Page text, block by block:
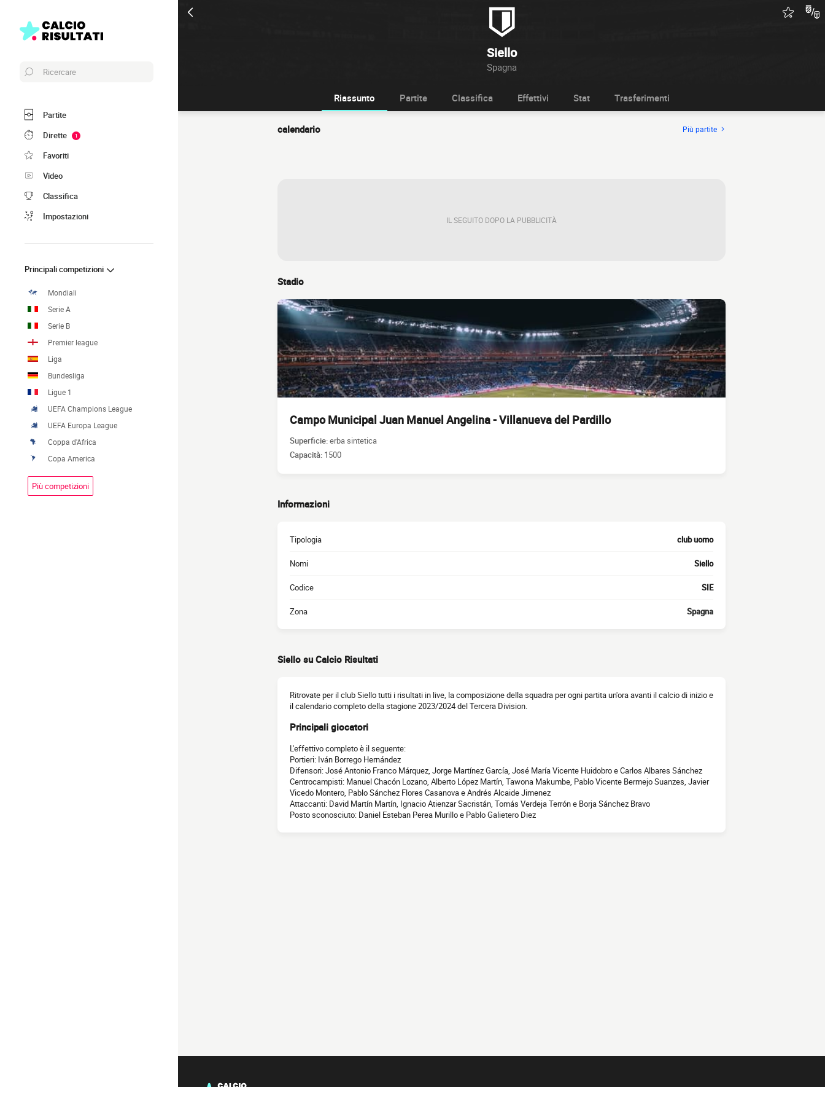
Siello
Spagna
Ricercare
Partite
Dirette
1
Favoriti
Video
Classifica
Impostazioni
Principali competizioni
Mondiali
Serie A
Serie B
Premier league
Liga
Bundesliga
Ligue 1
UEFA Champions League
UEFA Europa League
Coppa d'Africa
Copa America
Più competizioni
Riassunto Partite Classifica Effettivi Stat Trasferimenti
calendario Più partite
IL SEGUITO DOPO LA PUBBLICITÀ
Stadio
Campo Municipal Juan Manuel Angelina - Villanueva del Pardillo
Superficie:erba sintetica
Capacità: 1500
Informazioni
Tipologia club uomo
Nomi Siello
Codice SIE
Zona Spagna
Siello su Calcio Risultati
Ritrovate per il club Siello tutti i risultati in live, la composizione della squadra per ogni partita un'ora avanti il calcio di inizio e
il calendario completo della stagione 2023/2024 del Tercera Division.
Principali giocatori
L'effettivo completo è il seguente:
Portieri: Iván Borrego Hernández
Difensori: José Antonio Franco Márquez, Jorge Martínez García, José María Vicente Huidobro e Carlos Albares Sánchez
Centrocampisti: Manuel Chacón Lozano, Alberto López Martín, Tawona Makumbe, Pablo Vicente Bermejo Suanzes, Javier
Vicedo Montero, Pablo Sánchez Flores Casanova e Andrés Alcaide Jimenez
Attaccanti: David Martín Martín, Ignacio Atienzar Sacristán, Tomás Verdeja Terrón e Borja Sánchez Bravo
Posto sconosciuto: Daniel Esteban Perea Murillo e Pablo Galietero Diez